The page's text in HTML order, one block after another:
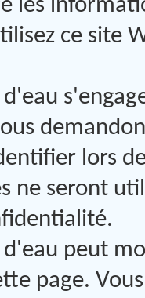
les
ce site
lors
ne seront
d'eau peut
page.